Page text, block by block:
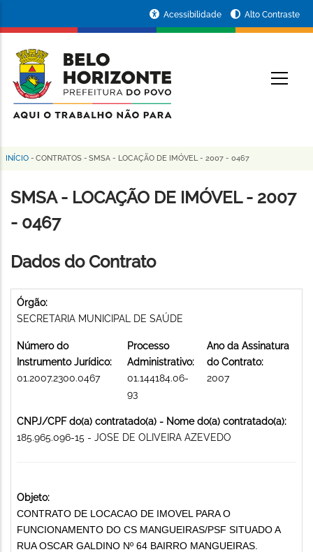
conteúdo
principal
da
Prefeitura
de
Horizonte
Acessibilidade Alto Contraste
Trilha
de
navegação
INÍCIO - CONTRATOS - SMSA - LOCAÇÃO DE IMÓVEL - 2007 - 0467
SMSA - LOCAÇÃO DE IMÓVEL - 2007
- 0467
Dados do Contrato
Órgão:
SECRETARIA MUNICIPAL DE SAÚDE
Número do
Instrumento Jurídico:
01.2007.2300.0467
Processo
Administrativo:
01.144184.06-
93
Ano da Assinatura
do Contrato:
2007
CNPJ/CPF do(a) contratado(a) - Nome do(a) contratado(a):
185.965.096-15 - JOSE DE OLIVEIRA AZEVEDO
Objeto:
CONTRATO DE LOCACAO DE IMOVEL PARA O
FUNCIONAMENTO DO CS MANGUEIRAS/PSF SITUADO A
RUA OSCAR GALDINO Nº 64 BAIRRO MANGUEIRAS.